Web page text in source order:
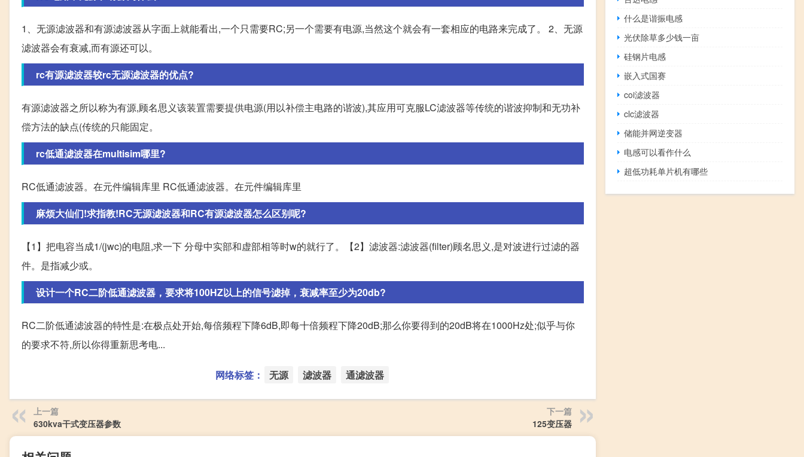
1、无源滤波器和有源滤波器从字面上就能看出,一个只需要RC;另一个需要有电源,当然这个就会有一套相应的电路来完成了。 2、无源
滤波器会有衰减,而有源还可以。
rc有源滤波器较rc无源滤波器的优点?
有源滤波器之所以称为有源,顾名思义该装置需要提供电源(用以补偿主电路的谐波),其应用可克服LC滤波器等传统的谐波抑制和无功补
偿方法的缺点(传统的只能固定。
rc低通滤波器在multisim哪里?
RC低通滤波器。在元件编辑库里 RC低通滤波器。在元件编辑库里
麻烦大仙们!求指教!RC无源滤波器和RC有源滤波器怎么区别呢?
【1】把电容当成1/(jwc)的电阻,求一下 分母中实部和虚部相等时w的就行了。【2】滤波器:滤波器(filter)顾名思义,是对波进行过滤的器
件。是指减少或。
设计一个RC二阶低通滤波器，要求将100HZ以上的信号滤掉，衰减率至少为20db?
RC二阶低通滤波器的特性是:在极点处开始,每倍频程下降6dB,即每十倍频程下降20dB;那么你要得到的20dB将在1000Hz处;似乎与你
的要求不符,所以你得重新思考电...
网络标签： 无源 滤波器 通滤波器
上一篇
630kva干式变压器参数
下一篇
125变压器
什么是谐振电感
光伏除草多少钱一亩
硅钢片电感
嵌入式国赛
coi滤波器
clc滤波器
储能并网逆变器
电感可以看作什么
超低功耗单片机有哪些